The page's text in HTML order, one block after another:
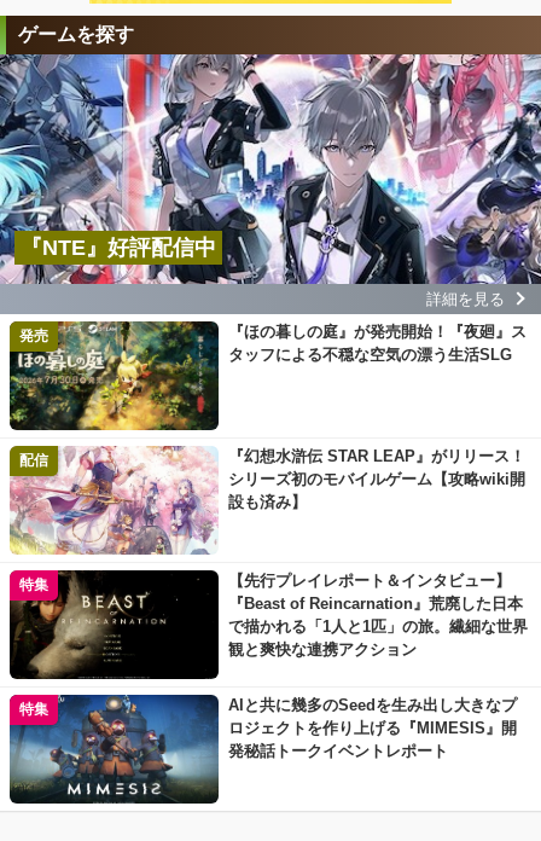
ゲームを探す
『NTE』好評配信中
詳細を見る
発売
『ほの暮しの庭』が発売開始！『夜廻』ス
タッフによる不穏な空気の漂う生活SLG
配信
『幻想水滸伝 STAR LEAP』がリリース！
シリーズ初のモバイルゲーム【攻略wiki開
設も済み】
特集
【先行プレイレポート＆インタビュー】
『Beast of Reincarnation』荒廃した日本
で描かれる「1人と1匹」の旅。繊細な世界
観と爽快な連携アクション
特集
AIと共に幾多のSeedを生み出し大きなプ
ロジェクトを作り上げる『MIMESIS』開
発秘話トークイベントレポート